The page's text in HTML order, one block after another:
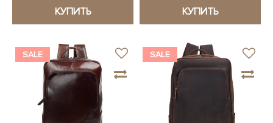
КУПИТЬ КУПИТЬ
SALE SALE